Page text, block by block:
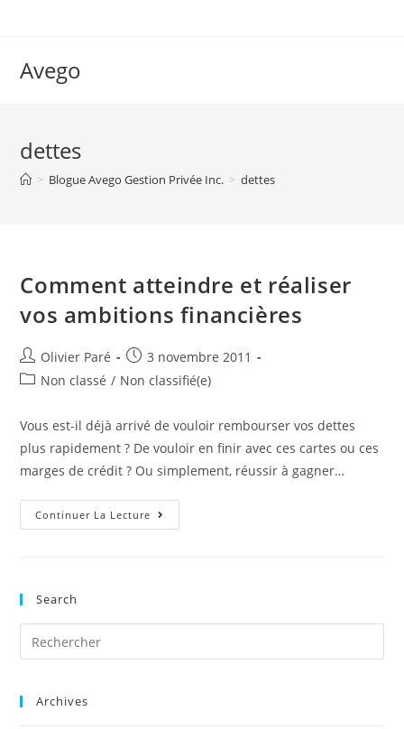
Avego
dettes
> Blogue Avego Gestion Privée Inc. > dettes
Comment atteindre et réaliser
vos ambitions financières
Auteur/autrice
de
Olivier Paré
Post
published:
3 novembre 2011
PostNon classé / Non classifié(e)
Vous est-il déjà arrivé de vouloir rembourser vos dettes
plus rapidement ? De vouloir en finir avec ces cartes ou ces
marges de crédit ? Ou simplement, réussir à gagner…
Continuer La Lecture Comment
Atteindre
Search
Archives